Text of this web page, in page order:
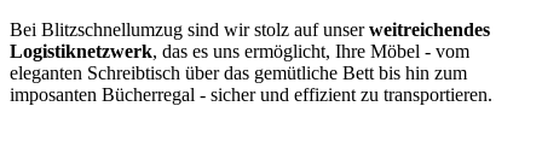
Bei Blitzschnellumzug sind wir stolz auf unserweitreichendes
Logistiknetzwerk, das es uns ermöglicht, Ihre Möbel - vom
eleganten Schreibtisch über das gemütliche Bett bis hin zum
imposanten Bücherregal - sicher und effizient zu transportieren.